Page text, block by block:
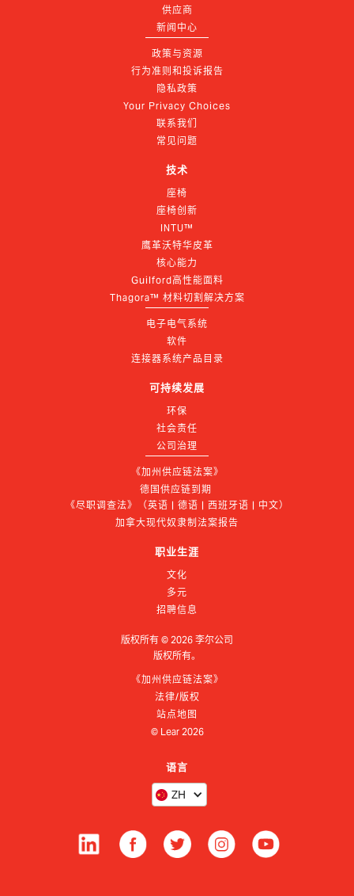
供应商
新闻中心
政策与资源
行为准则和投诉报告
隐私政策
Your Privacy Choices
联系我们
常见问题
技术
座椅
座椅创新
INTU™
鹰革沃特华皮革
核心能力
Guilford高性能面料
Thagora™ 材料切割解决方案
电子电气系统
软件
连接器系统产品目录
可持续发展
环保
社会责任
公司治理
《加州供应链法案》
德国供应链到期
《尽职调查法》（英语 | 德语 | 西班牙语 | 中文）
加拿大现代奴隶制法案报告
职业生涯
文化
多元
招聘信息
版权所有 © 2026 李尔公司
版权所有。
《加州供应链法案》
法律/版权
站点地图
© Lear 2026
语言
ZH